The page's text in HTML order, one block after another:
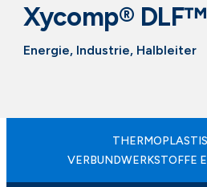
Xycomp® DLF™
Energie, Industrie, Halbleiter
VERBUNDWERKSTOFFE